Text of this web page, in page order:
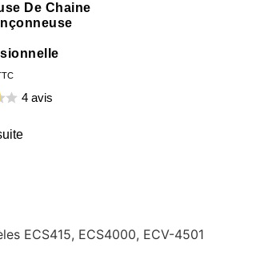
De Chaine
4 avis
ECS415, ECS4000, ECV-4501